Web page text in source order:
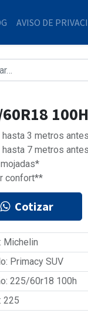
AVISO DE
hasta 3 metros
hasta 7 metros
confort**
Cotizar
Michelin
: Primacy SUV
: 225/60r18 100h
: 225